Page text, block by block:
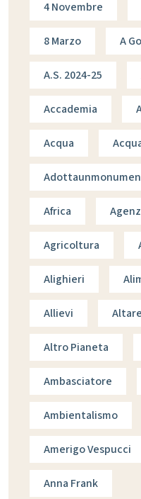
4 Novembre
8 Marzo A
A.s. 2024-25
Accademia
Acqua
Africa
Agricoltura
Alighieri
Allievi
Altro Pianeta
Ambasciatore
Ambientalismo
Amerigo Vespucci
Anna Frank